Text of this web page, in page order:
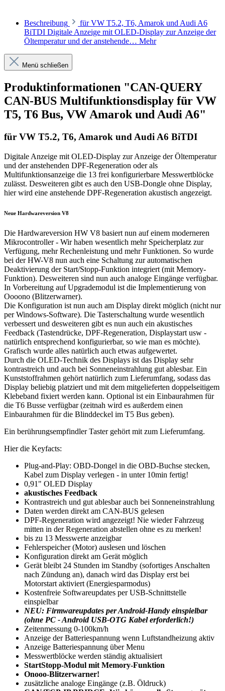
Beschreibung
für VW T5.2, T6, Amarok und Audi A6
BiTDI Digitale Anzeige mit OLED-Display zur Anzeige der
Öltemperatur und der anstehende… Mehr
Menü schließen
Produktinformationen "CAN-QUERY
CAN-BUS Multifunktionsdisplay für VW
T5, T6 Bus, VW Amarok und Audi A6"
für VW T5.2, T6, Amarok und Audi A6 BiTDI
Digitale Anzeige mit OLED-Display zur Anzeige der Öltemperatur
und der anstehenden DPF-Regeneration oder als
Multifunktionsanzeige die 13 frei konfigurierbare Messwertblöcke
zulässt. Desweiteren gibt es auch den USB-Dongle ohne Display,
hier wird eine anstehende DPF-Regeneration akustisch angezeigt.
Neue Hardwareversion V8
Die Hardwareversion HW V8 basiert nun auf einem moderneren
Mikrocontroller - Wir haben wesentlich mehr Speicherplatz zur
Verfügung, mehr Rechenleistung und mehr Funktionen. So wurde
bei der HW-V8 nun auch eine Schaltung zur automatischen
Deaktivierung der Start/Stopp-Funktion integriert (mit Memory-
Funktion). Desweiteren sind nun auch analoge Eingänge verfügbar.
In Vorbereitung auf Upgrademodul ist die Implementierung von
Oooono (Blitzerwarner).
Die Konfiguration ist nun auch am Display direkt möglich (nicht nur
per Windows-Software). Die Tasterschaltung wurde wesentlich
verbessert und desweiteren gibt es nun auch ein akustisches
Feedback (Tastendrücke, DPF-Regeneration, Displaystart usw -
natürlich entsprechend konfigurierbar, so wie man es möchte).
Grafisch wurde alles natürlich auch etwas aufgewertet.
Durch die OLED-Technik des Displays ist das Display sehr
kontrastreich und auch bei Sonneneinstrahlung gut ablesbar. Ein
Kunststoffrahmen gehört natürlich zum Lieferumfang, sodass das
Display beliebig platziert und mit dem mitgelieferten doppelseitigem
Klebeband fixiert werden kann. Optional ist ein Einbaurahmen für
die T6 Busse verfügbar (zeitnah wird es außerdem einen
Einbaurahmen für die Blinddeckel im T5 Bus geben).
Ein berührungsempfindler Taster gehört mit zum Lieferumfang.
Hier die Keyfacts:
Plug-and-Play: OBD-Dongel in die OBD-Buchse stecken,
Kabel zum Display verlegen - in unter 10min fertig!
0,91" OLED Display
akustisches Feedback
Kontrastreich und gut ablesbar auch bei Sonneneinstrahlung
Daten werden direkt am CAN-BUS gelesen
DPF-Regeneration wird angezeigt! Nie wieder Fahrzeug
mitten in der Regeneration abstellen ohne es zu merken!
bis zu 13 Messwerte anzeigbar
Fehlerspeicher (Motor) auslesen und löschen
Konfiguration direkt am Gerät möglich
Gerät bleibt 24 Stunden im Standby (sofortiges Anschalten
nach Zündung an), danach wird das Display erst bei
Motorstart aktiviert (Energiesparmodus)
Kostenfreie Softwareupdates per USB-Schnittstelle
einspielbar
NEU: Firmwareupdates per Android-Handy einspielbar
(ohne PC - Android USB-OTG Kabel erforderlich!)
Zeitenmessung 0-100km/h
Anzeige der Batteriespannung wenn Luftstandheizung aktiv
Anzeige Batteriespannung über Menu
Messwertblöcke werden ständig aktualisiert
StartStopp-Modul mit Memory-Funktion
Onooo-Blitzerwarner!
zusätzliche analoge Eingänge (z.B. Öldruck)